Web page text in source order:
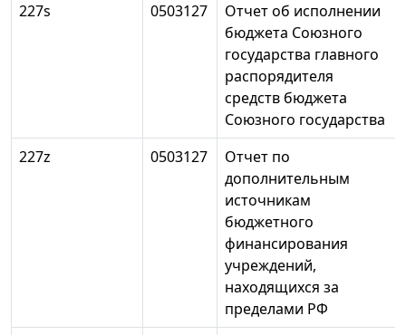
227s
0503127
Отчет об исполнении
бюджета Союзного
государства главного
распорядителя
средств бюджета
Союзного государства
227z
0503127
Отчет по
дополнительным
источникам
бюджетного
финансирования
учреждений,
находящихся за
пределами РФ